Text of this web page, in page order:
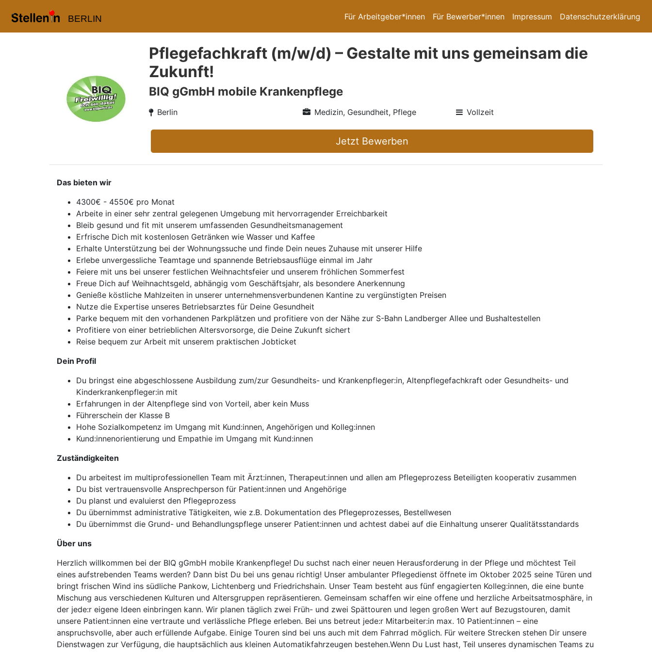
BERLIN Für Arbeitgeber*innen Für Bewerber*innen Impressum Datenschutzerklärung
Pflegefachkraft (m/w/d) – Gestalte mit uns gemeinsam die
Zukunft!
BIQ gGmbH mobile Krankenpflege
Berlin Medizin, Gesundheit, Pflege Vollzeit
Jetzt Bewerben
Das bieten wir
4300€ - 4550€ pro Monat
Arbeite in einer sehr zentral gelegenen Umgebung mit hervorragender Erreichbarkeit
Bleib gesund und fit mit unserem umfassenden Gesundheitsmanagement
Erfrische Dich mit kostenlosen Getränken wie Wasser und Kaffee
Erhalte Unterstützung bei der Wohnungssuche und finde Dein neues Zuhause mit unserer Hilfe
Erlebe unvergessliche Teamtage und spannende Betriebsausflüge einmal im Jahr
Feiere mit uns bei unserer festlichen Weihnachtsfeier und unserem fröhlichen Sommerfest
Freue Dich auf Weihnachtsgeld, abhängig vom Geschäftsjahr, als besondere Anerkennung
Genieße köstliche Mahlzeiten in unserer unternehmensverbundenen Kantine zu vergünstigten Preisen
Nutze die Expertise unseres Betriebsarztes für Deine Gesundheit
Parke bequem mit den vorhandenen Parkplätzen und profitiere von der Nähe zur S-Bahn Landberger Allee und Bushaltestellen
Profitiere von einer betrieblichen Altersvorsorge, die Deine Zukunft sichert
Reise bequem zur Arbeit mit unserem praktischen Jobticket
Dein Profil
Du bringst eine abgeschlossene Ausbildung zum/zur Gesundheits- und Krankenpfleger:in, Altenpflegefachkraft oder Gesundheits- und
Kinderkrankenpfleger:in mit
Erfahrungen in der Altenpflege sind von Vorteil, aber kein Muss
Führerschein der Klasse B
Hohe Sozialkompetenz im Umgang mit Kund:innen, Angehörigen und Kolleg:innen
Kund:innenorientierung und Empathie im Umgang mit Kund:innen
Zuständigkeiten
Du arbeitest im multiprofessionellen Team mit Ärzt:innen, Therapeut:innen und allen am Pflegeprozess Beteiligten kooperativ zusammen
Du bist vertrauensvolle Ansprechperson für Patient:innen und Angehörige
Du planst und evaluierst den Pflegeprozess
Du übernimmst administrative Tätigkeiten, wie z.B. Dokumentation des Pflegeprozesses, Bestellwesen
Du übernimmst die Grund- und Behandlungspflege unserer Patient:innen und achtest dabei auf die Einhaltung unserer Qualitätsstandards
Über uns
Herzlich willkommen bei der BIQ gGmbH mobile Krankenpflege! Du suchst nach einer neuen Herausforderung in der Pflege und möchtest Teil
eines aufstrebenden Teams werden? Dann bist Du bei uns genau richtig! Unser ambulanter Pflegedienst öffnete im Oktober 2025 seine Türen und
bringt frischen Wind ins südliche Pankow, Lichtenberg und Friedrichshain. Unser Team besteht aus fünf engagierten Kolleg:innen, die eine bunte
Mischung aus verschiedenen Kulturen und Altersgruppen repräsentieren. Gemeinsam schaffen wir eine offene und herzliche Arbeitsatmosphäre, in
der jede:r eigene Ideen einbringen kann. Wir planen täglich zwei Früh- und zwei Spättouren und legen großen Wert auf Bezugstouren, damit
unsere Patient:innen eine vertraute und verlässliche Pflege erleben. Bei uns betreut jede:r Mitarbeiter:in max. 10 Patient:innen – eine
anspruchsvolle, aber auch erfüllende Aufgabe. Einige Touren sind bei uns auch mit dem Fahrrad möglich. Für weitere Strecken stehen Dir unsere
Dienstwagen zur Verfügung, die hauptsächlich aus kleinen Automatikfahrzeugen bestehen.Wenn Du Lust hast, Teil unseres dynamischen Teams zu